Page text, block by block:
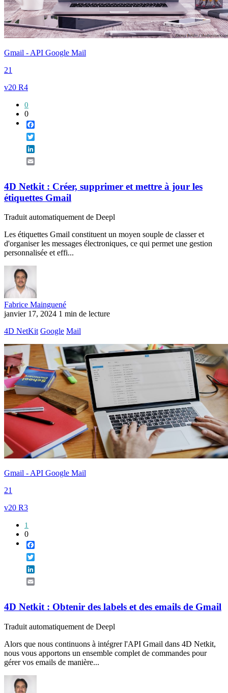
Gmail - API Google Mail
21
v20 R4
0
0
4D Netkit : Créer, supprimer et mettre à jour les
étiquettes Gmail
Traduit automatiquement de Deepl
Les étiquettes Gmail constituent un moyen souple de classer et
d'organiser les messages électroniques, ce qui permet une gestion
personnalisée et effi...
Fabrice Mainguené
janvier 17, 2024 1 min de lecture
4D NetKit Google Mail
Gmail - API Google Mail
21
v20 R3
1
0
4D Netkit : Obtenir des labels et des emails de Gmail
Traduit automatiquement de Deepl
Alors que nous continuons à intégrer l'API Gmail dans 4D Netkit,
nous vous apportons un ensemble complet de commandes pour
gérer vos emails de manière...